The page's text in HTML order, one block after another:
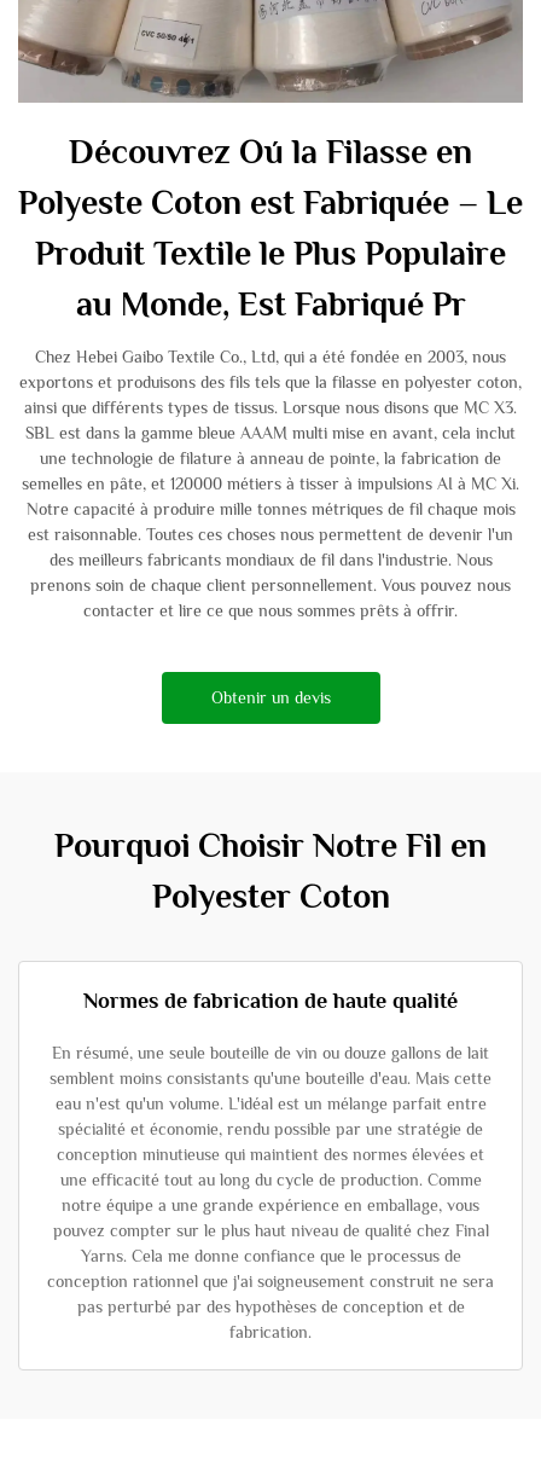
Découvrez Oú la Filasse en
Polyeste Coton est Fabriquée – Le
Produit Textile le Plus Populaire
au Monde, Est Fabriqué Pr
Chez Hebei Gaibo Textile Co., Ltd, qui a été fondée en 2003, nous
exportons et produisons des fils tels que la filasse en polyester coton,
ainsi que différents types de tissus. Lorsque nous disons que MC X3.
SBL est dans la gamme bleue AAAM multi mise en avant, cela inclut
une technologie de filature à anneau de pointe, la fabrication de
semelles en pâte, et 120000 métiers à tisser à impulsions AI à MC Xi.
Notre capacité à produire mille tonnes métriques de fil chaque mois
est raisonnable. Toutes ces choses nous permettent de devenir l'un
des meilleurs fabricants mondiaux de fil dans l'industrie. Nous
prenons soin de chaque client personnellement. Vous pouvez nous
contacter et lire ce que nous sommes prêts à offrir.
Obtenir un devis
Pourquoi Choisir Notre Fil en
Polyester Coton
Normes de fabrication de haute qualité
En résumé, une seule bouteille de vin ou douze gallons de lait
semblent moins consistants qu'une bouteille d'eau. Mais cette
eau n'est qu'un volume. L'idéal est un mélange parfait entre
spécialité et économie, rendu possible par une stratégie de
conception minutieuse qui maintient des normes élevées et
une efficacité tout au long du cycle de production. Comme
notre équipe a une grande expérience en emballage, vous
pouvez compter sur le plus haut niveau de qualité chez Final
Yarns. Cela me donne confiance que le processus de
conception rationnel que j'ai soigneusement construit ne sera
pas perturbé par des hypothèses de conception et de
fabrication.